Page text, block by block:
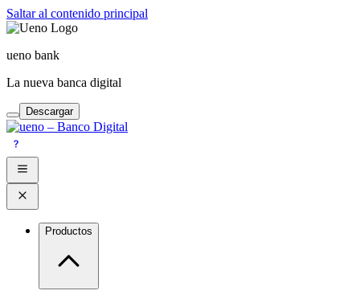
Saltar al contenido principal
ueno bank
La nueva banca digital
Descargar
Productos